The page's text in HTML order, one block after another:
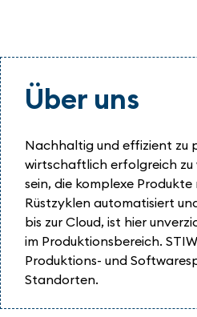
Über uns
Nachhaltig und effizient zu
wirtschaftlich erfolgreich zu
sein, die komplexe
Rüstzyklen automatisiert
bis zur Cloud, ist hier
im Produktionsbereich.
Produktions- und
Standorten.